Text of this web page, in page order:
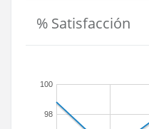
% Satisfacción
98
100